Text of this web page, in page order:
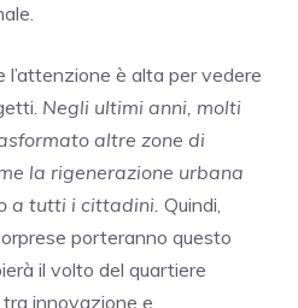
l’attenzione è alta per vedere
Negli ultimi anni, molti
altre zone di
la rigenerazione urbana
a tutti i cittadini. Quindi,
porteranno questo
il volto del quartiere
tra innovazione e